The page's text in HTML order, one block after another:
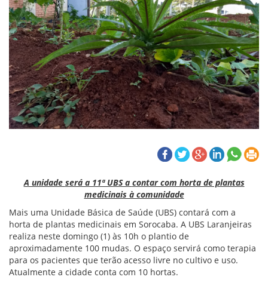
A unidade será a 11ª UBS a contar com horta de plantas
medicinais à comunidade
Mais uma Unidade Básica de Saúde (UBS) contará com a
horta de plantas medicinais em Sorocaba. A UBS Laranjeiras
realiza neste domingo (1) às 10h o plantio de
aproximadamente 100 mudas. O espaço servirá como terapia
para os pacientes que terão acesso livre no cultivo e uso.
Atualmente a cidade conta com 10 hortas.